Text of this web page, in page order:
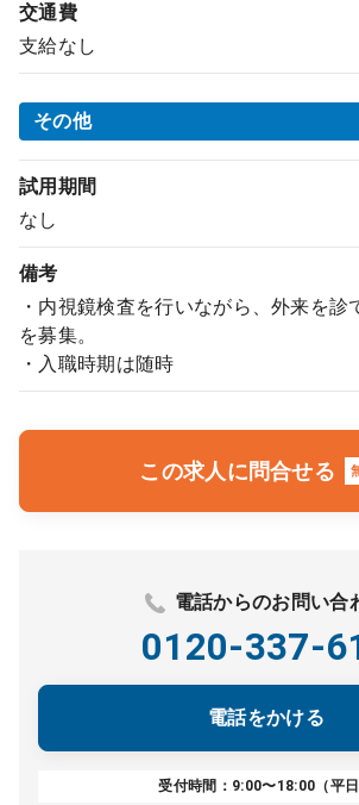
交通費
支給なし
その他
試用期間
なし
備考
・内視鏡検査を行いながら、外来を診
を募集。
・入職時期は随時
この求人に問合せる
電話からのお問い合
0120-337-
電話をかける
受付時間：9:00〜18:00（平日